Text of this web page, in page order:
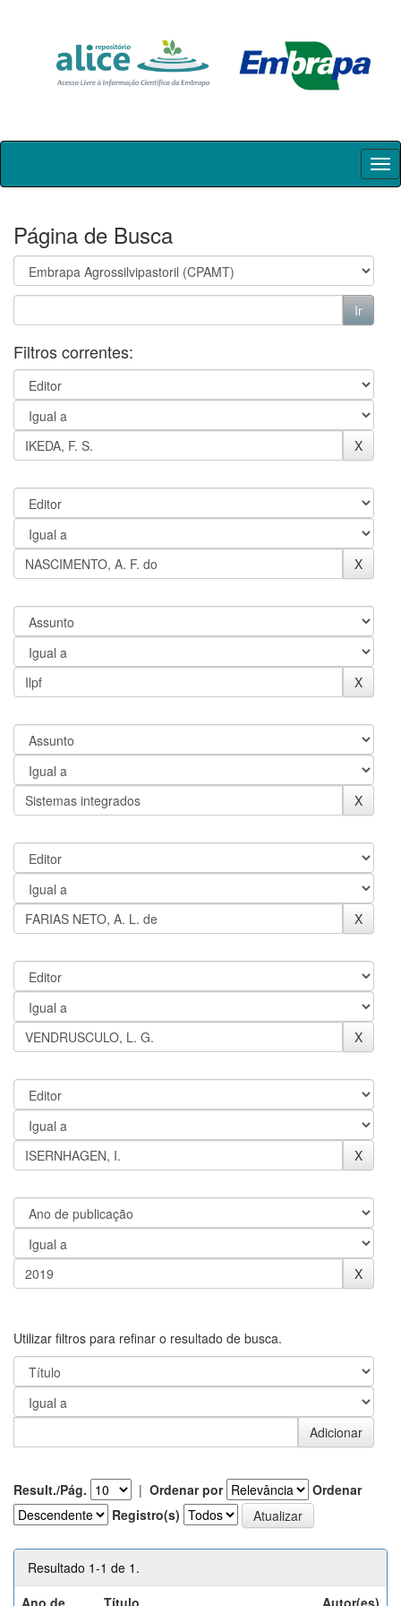
Skip
Página de Busca
Filtros correntes:
Utilizar filtros para refinar o resultado de busca.
Result./Pág. | Ordenar por
Ordenar
Registro(s)
Resultado 1-1 de 1.
Ano de
Título Autor(es)